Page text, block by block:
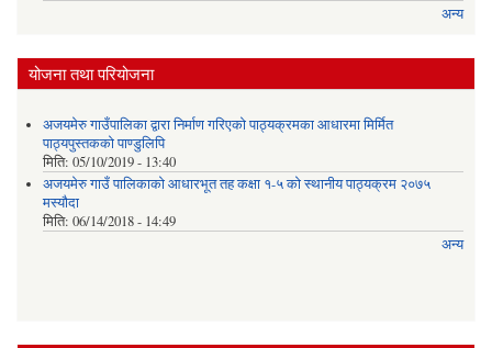
अन्य
योजना तथा परियोजना
अजयमेरु गाउँपालिका द्वारा निर्माण गरिएको पाठ्यक्रमका आधारमा मिर्मित
पाठ्यपुस्तकको पाण्डुलिपि
मिति: 05/10/2019 - 13:40
अजयमेरु गाउँ पालिकाको आधारभूत तह कक्षा १-५ को स्थानीय पाठ्यक्रम २०७५
मस्यौदा
मिति: 06/14/2018 - 14:49
अन्य